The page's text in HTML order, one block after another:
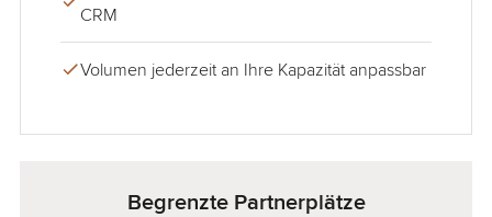
CRM
Volumen jederzeit an Ihre Kapazität anpassbar
Begrenzte Partnerplätze